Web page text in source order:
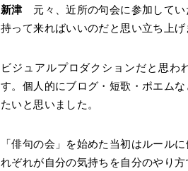
新津元々、近所の句会に参加してい
持って来ればいいのだと思い立ち上げ
ビジュアルプロダクションだと思わ
す。個人的にブログ・短歌・ポエム
たいと思いました。
「俳句の会」を始めた当初はルール
れぞれが自分の気持ちを自分のやり方